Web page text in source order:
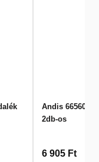
Andis 66560
2db-os
6 905 Ft